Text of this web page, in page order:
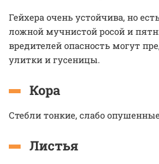
Гейхера очень устойчива, но
ложной мучнистой росой и
вредителей опасность могут
улитки и гусеницы.
Кора
Стебли тонкие, слабо
Листья